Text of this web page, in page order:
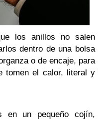
los anillos no salen
dentro de una bolsa
o de encaje, para
tomen el calor, literal y
en un pequeño cojín,